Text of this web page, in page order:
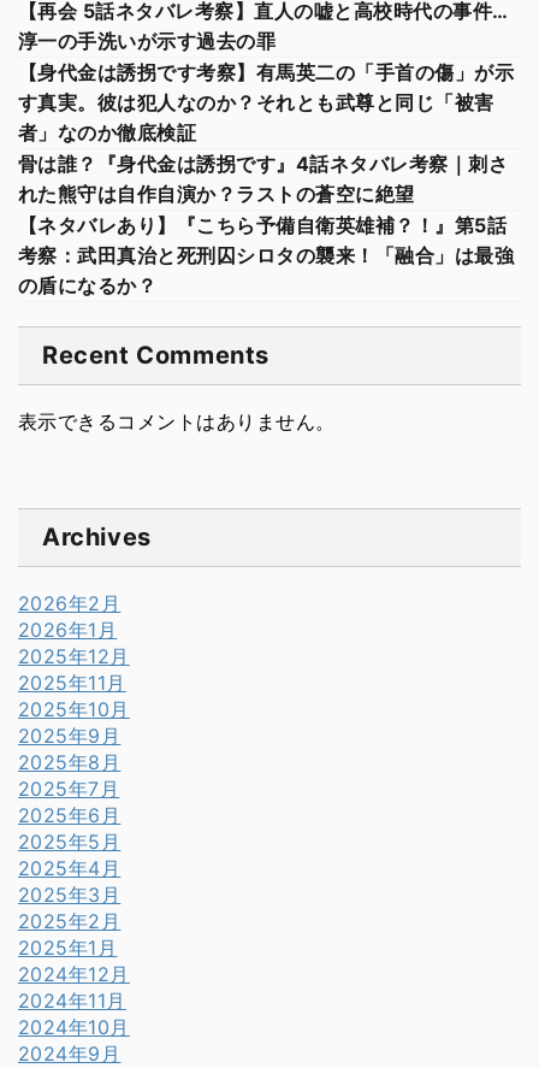
【再会 5話ネタバレ考察】直人の嘘と高校時代の事件…
淳一の手洗いが示す過去の罪
【身代金は誘拐です考察】有馬英二の「手首の傷」が示
す真実。彼は犯人なのか？それとも武尊と同じ「被害
者」なのか徹底検証
骨は誰？『身代金は誘拐です』4話ネタバレ考察｜刺さ
れた熊守は自作自演か？ラストの蒼空に絶望
【ネタバレあり】『こちら予備自衛英雄補？！』第5話
考察：武田真治と死刑囚シロタの襲来！「融合」は最強
の盾になるか？
Recent Comments
表示できるコメントはありません。
Archives
2026年2月
2026年1月
2025年12月
2025年11月
2025年10月
2025年9月
2025年8月
2025年7月
2025年6月
2025年5月
2025年4月
2025年3月
2025年2月
2025年1月
2024年12月
2024年11月
2024年10月
2024年9月